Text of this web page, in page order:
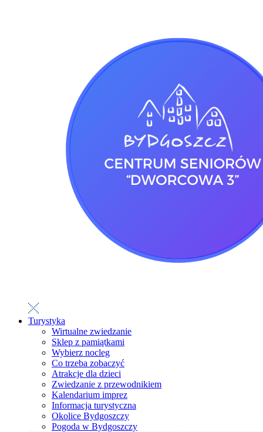
Turystyka
Wirtualne zwiedzanie
Sklep z pamiątkami
Wybierz nocleg
Co trzeba zobaczyć
Atrakcje dla dzieci
Zwiedzanie z przewodnikiem
Kalendarium imprez
Informacja turystyczna
Okolice Bydgoszczy
Pogoda w Bydgoszczy